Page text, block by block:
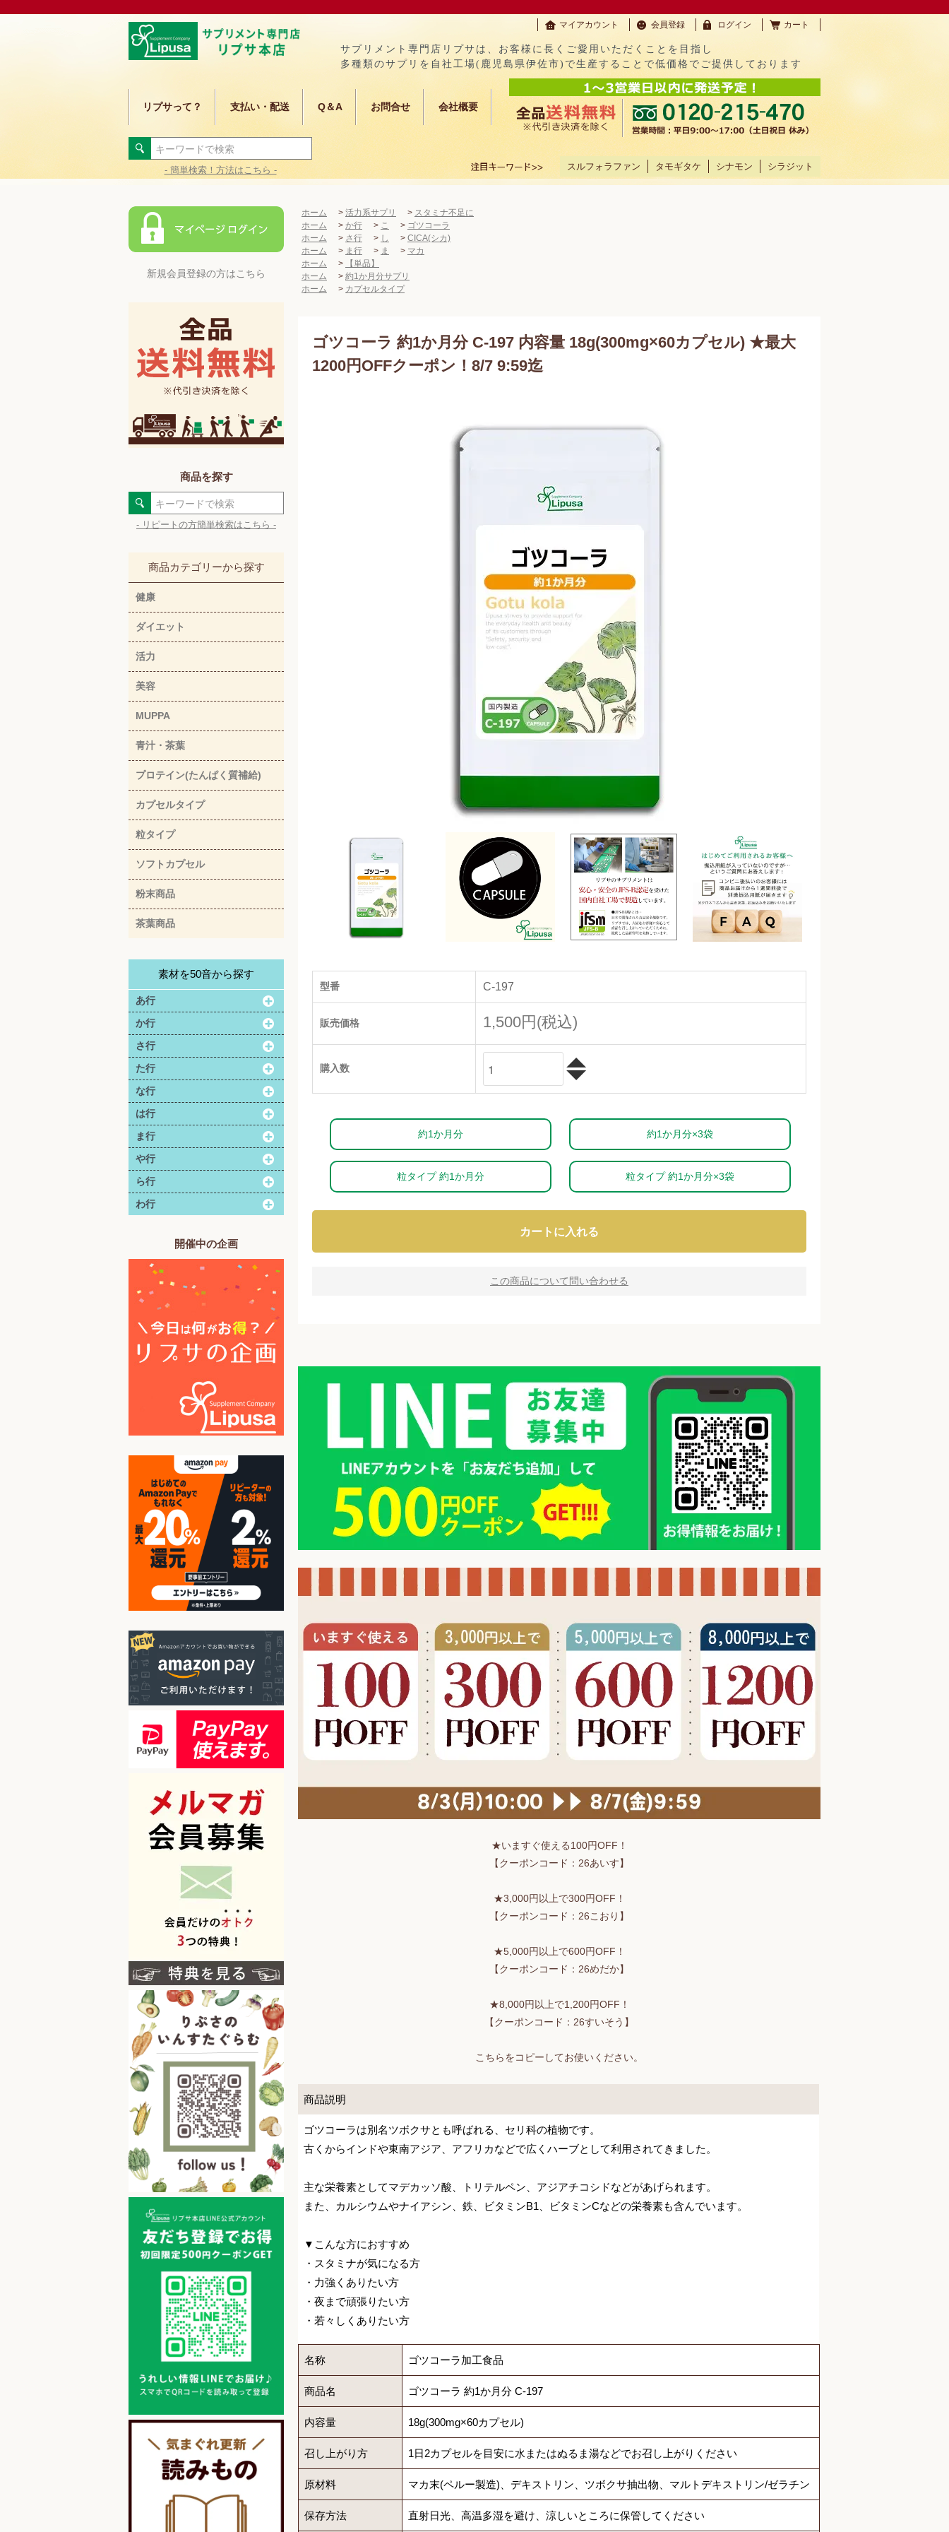
マイアカウント 会員登録 ログイン カート
サプリメント専門店リプサは、お客様に長くご愛用いただくことを目指し
多種類のサプリを自社工場(鹿児島県伊佐市)で生産することで低価格でご提供しております
リプサって？ 支払い・配送 Q＆A お問合せ 会社概要
- 簡単検索！方法はこちら - スルフォラファン タモギタケ シナモン シラジット
新規会員登録の方はこちら
商品を探す
- リピートの方簡単検索はこちら -
商品カテゴリーから探す
健康
ダイエット
活力
美容
MUPPA
青汁・茶葉
プロテイン(たんぱく質補給)
カプセルタイプ
粒タイプ
ソフトカプセル
粉末商品
茶葉商品
素材を50音から探す
あ行
か行
さ行
た行
な行
は行
ま行
や行
ら行
わ行
開催中の企画
ホーム > 活力系サプリ > スタミナ不足に
ホーム
> か行 > こ > ゴツコーラ
ホーム
> さ行 > し > CICA(シカ)
ホーム
> ま行 > ま > マカ
ホーム
>
【単品】
ホーム
> 約1か月分サプリ
ホーム
> カプセルタイプ
ゴツコーラ 約1か月分 C-197 内容量 18g(300mg×60カプセル) ★最大
1200円OFFクーポン！8/7 9:59迄
型番 C-197
販売価格 1,500円(税込)
購入数
約1か月分 約1か月分×3袋
粒タイプ 約1か月分 粒タイプ 約1か月分×3袋
カートに入れる
この商品について問い合わせる
★いますぐ使える100円OFF！
【クーポンコード：26あいす】
★3,000円以上で300円OFF！
【クーポンコード：26こおり】
★5,000円以上で600円OFF！
【クーポンコード：26めだか】
★8,000円以上で1,200円OFF！
【クーポンコード：26すいそう】
こちらをコピーしてお使いください。
商品説明
ゴツコーラは別名ツボクサとも呼ばれる、セリ科の植物です。
古くからインドや東南アジア、アフリカなどで広くハーブとして利用されてきました。
主な栄養素としてマデカッソ酸、トリテルペン、アジアチコシドなどがあげられます。
また、カルシウムやナイアシン、鉄、ビタミンB1、ビタミンCなどの栄養素も含んでいます。
▼こんな方におすすめ
・スタミナが気になる方
・力強くありたい方
・夜まで頑張りたい方
・若々しくありたい方
名称 ゴツコーラ加工食品
商品名 ゴツコーラ 約1か月分 C-197
内容量 18g(300mg×60カプセル)
召し上がり方 1日2カプセルを目安に水またはぬるま湯などでお召し上がりください
原材料 マカ末(ペルー製造)、デキストリン、ツボクサ抽出物、マルトデキストリン/ゼラチン
保存方法 直射日光、高温多湿を避け、涼しいところに保管してください